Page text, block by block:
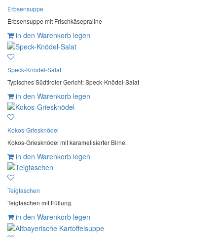
Erbsensuppe
Erbsensuppe mit Frischkäsepraline
in den Warenkorb legen
Speck-Knödel-Salat
Typisches Südtiroler Gericht: Speck-Knödel-Salat
in den Warenkorb legen
Kokos-Griesknödel
Kokos-Griesknödel mit karamelisierter Birne.
in den Warenkorb legen
Teigtaschen
Teigtaschen mit Füllung.
in den Warenkorb legen